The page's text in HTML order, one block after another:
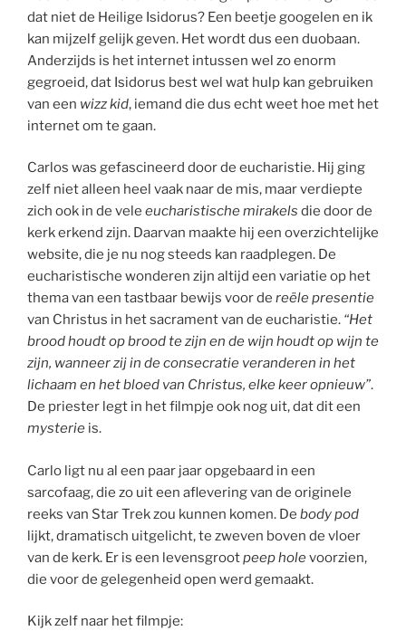
dat niet de Heilige Isidorus? Een beetje googelen en ik
kan mijzelf gelijk geven. Het wordt dus een duobaan.
Anderzijds is het internet intussen wel zo enorm
gegroeid, dat Isidorus best wel wat hulp kan gebruiken
van een wizz kid, iemand die dus echt weet hoe met het
internet om te gaan.
Carlos was gefascineerd door de eucharistie. Hij ging
zelf niet alleen heel vaak naar de mis, maar verdiepte
zich ook in de vele eucharistische mirakels die door de
kerk erkend zijn. Daarvan maakte hij een overzichtelijke
website, die je nu nog steeds kan raadplegen. De
eucharistische wonderen zijn altijd een variatie op het
thema van een tastbaar bewijs voor de reële presentie
van Christus in het sacrament van de eucharistie. “Het
brood houdt op brood te zijn en de wijn houdt op wijn te
zijn, wanneer zij in de consecratie veranderen in het
lichaam en het bloed van Christus, elke keer opnieuw”.
De priester legt in het filmpje ook nog uit, dat dit een
mysterie is.
Carlo ligt nu al een paar jaar opgebaard in een
sarcofaag, die zo uit een aflevering van de originele
reeks van Star Trek zou kunnen komen. De body pod
lijkt, dramatisch uitgelicht, te zweven boven de vloer
van de kerk. Er is een levensgrootpeep holevoorzien,
die voor de gelegenheid open werd gemaakt.
Kijk zelf naar het filmpje: